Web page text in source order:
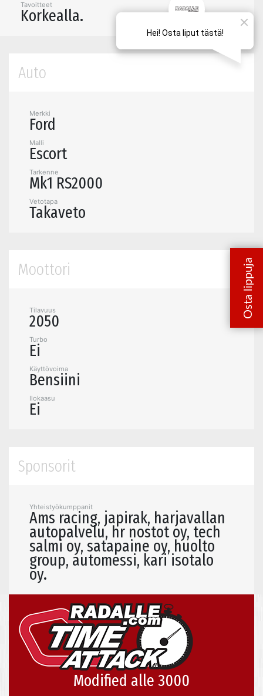
Tavoitteet
Korkealla.
Auto
Merkki
Ford
Malli
Escort
Tarkenne
Mk1 RS2000
Vetotapa
Takaveto
Moottori
Tilavuus
2050
Turbo
Ei
Käyttövoima
Bensiini
Ilokaasu
Ei
Sponsorit
Yhteistyökumppanit
Ams racing, japirak, harjavallan
autopalvelu, hr nostot oy, tech
salmi oy, satapaine oy, huolto
group, automessi, kari isotalo
oy.
Modified alle 3000